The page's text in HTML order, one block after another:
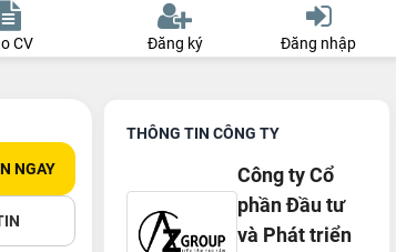
CV Đăng ký Đăng nhập
NGAY
THÔNG TIN CÔNG TY
Công ty Cổ
phần Đầu tư
và Phát triển